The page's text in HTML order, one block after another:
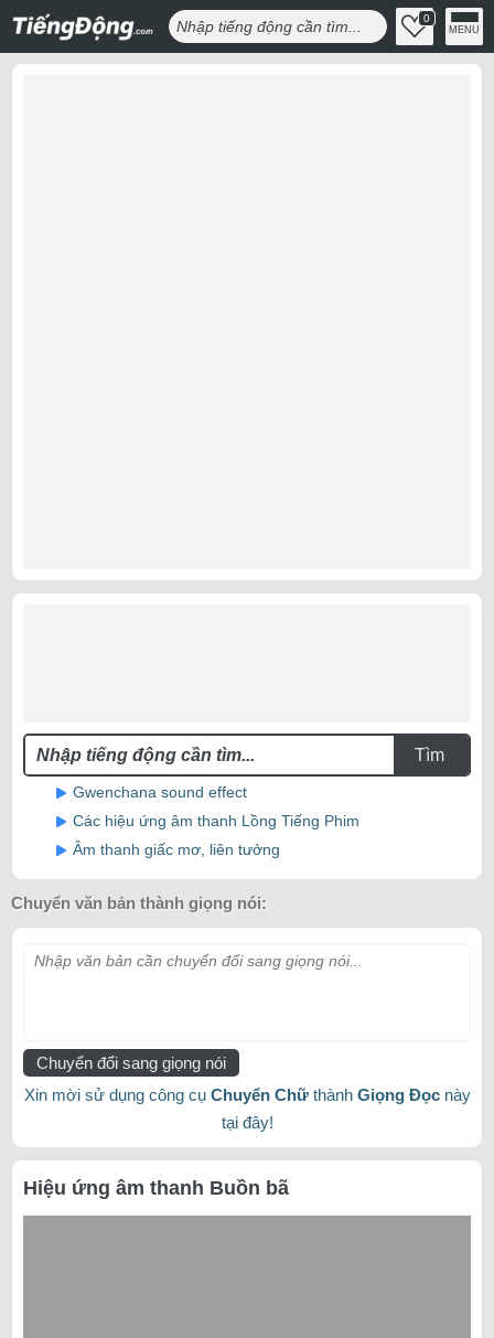
0
MENU
Tìm
Gwenchana sound effect
Các hiệu ứng âm thanh Lồng Tiếng Phim
Âm thanh giấc mơ, liên tưởng
Chuyển văn bản thành giọng nói:
Nhập văn bản cần chuyển đổi sang giọng nói...
Chuyển đổi sang giọng nói
Xin mời sử dụng công cụ Chuyển Chữthành Giọng Đọcnày
tại đây!
Hiệu ứng âm thanh Buồn bã